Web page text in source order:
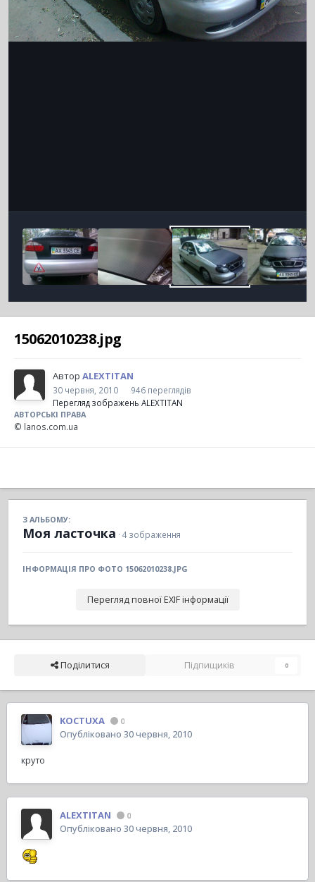
15062010238.jpg
Автор ALEXTITAN
30 червня, 2010
946 переглядів
Перегляд зображень ALEXTITAN
АВТОРСЬКІ ПРАВА
© lanos.com.ua
З АЛЬБОМУ:
Моя ласточка · 4 зображення
ІНФОРМАЦІЯ ПРО ФОТО 15062010238.JPG
Перегляд повної EXIF інформації
Поділитися Підпищиків 0
KOCTUXA 0
Опубліковано 30 червня, 2010
круто
ALEXTITAN 0
Опубліковано 30 червня, 2010